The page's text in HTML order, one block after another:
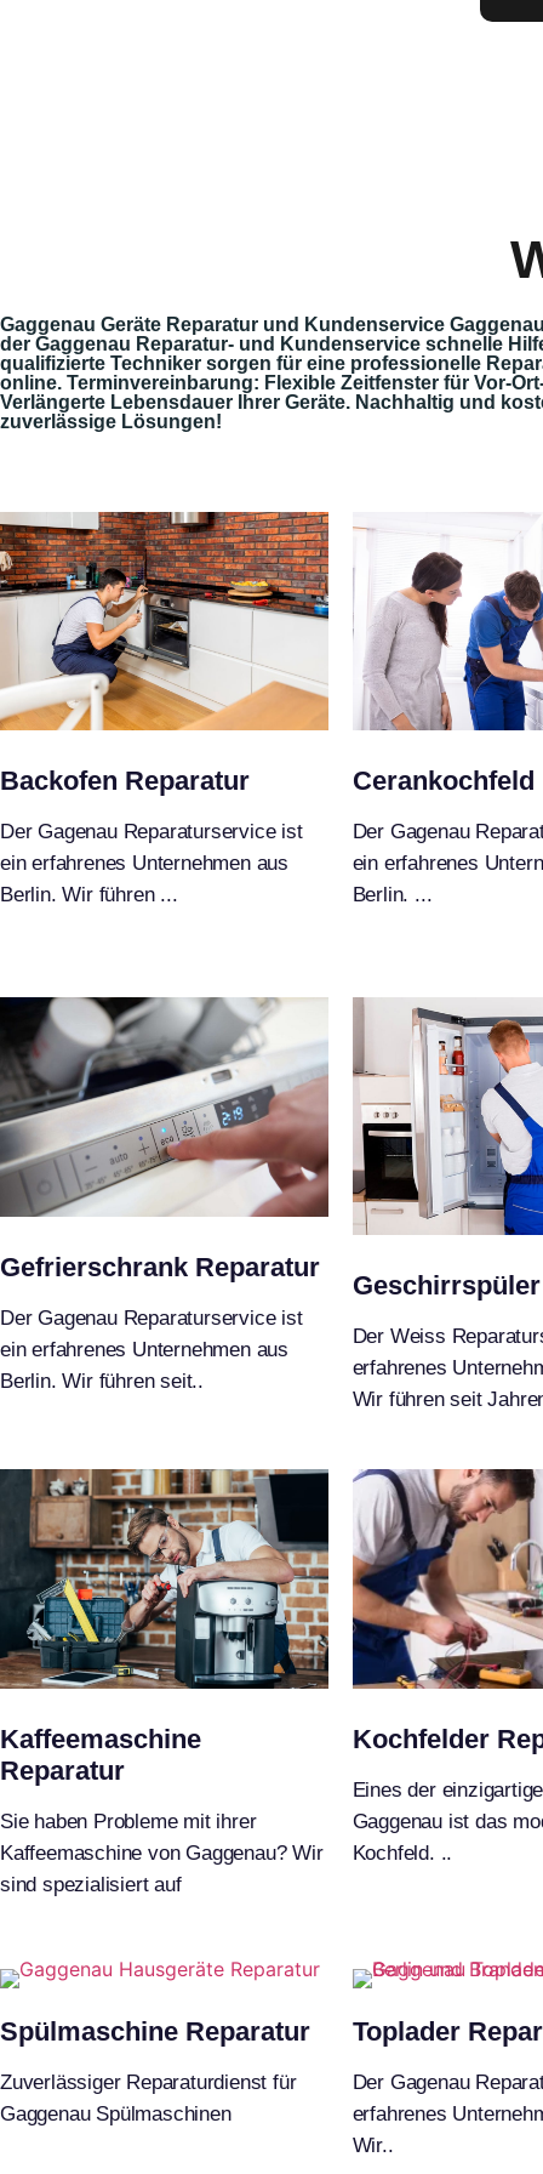
Gaggenau Geräte Reparatur und Kundenservice
der Gaggenau Reparatur- und Kundenservice schnelle
qualifizierte Techniker sorgen für eine professionelle
online. Terminvereinbarung: Flexible Zeitfenster für Vor-
Verlängerte Lebensdauer Ihrer Geräte. Nachhaltig und
zuverlässige Lösungen!
Backofen Reparatur
Der Gagenau Reparaturservice ist
ein erfahrenes Unternehmen aus
Berlin. Wir führen ...
Cerankochfeld
Der Gagenau
ein erfahrenes
Berlin. ...
Gefrierschrank Reparatur
Der Gagenau Reparaturservice ist
ein erfahrenes Unternehmen aus
Berlin. Wir führen seit..
Der Weiss
erfahrenes
Wir führen seit
Kaffeemaschine
Reparatur
Sie haben Probleme mit ihrer
Kaffeemaschine von Gaggenau? Wir
sind spezialisiert auf
Kochfelder
Eines der
Gaggenau ist das
Kochfeld. ..
Spülmaschine Reparatur
Zuverlässiger Reparaturdienst für
Gaggenau Spülmaschinen
Toplader
Der Gagenau
erfahrenes
Wir..